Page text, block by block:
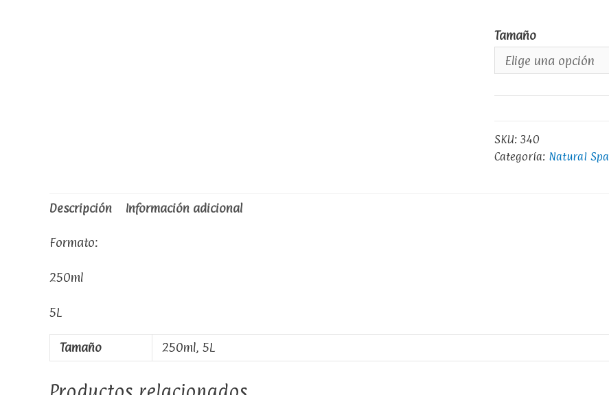
Tamaño
SKU: 340
Categoría: Natural Spa
Descripción Información adicional
Formato:
250ml
5L
Tamaño 250ml, 5L